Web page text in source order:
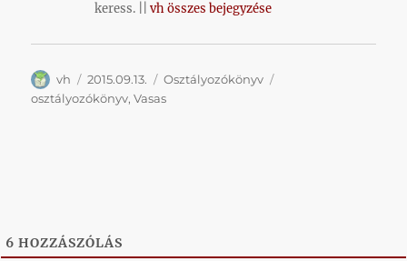
keress. ||vh összes bejegyzése
Szerző
vh Közzétéve
2015.09.13. Kategória
Osztályozókönyv
osztályozókönyv,Vasas
6 HOZZÁSZÓLÁS